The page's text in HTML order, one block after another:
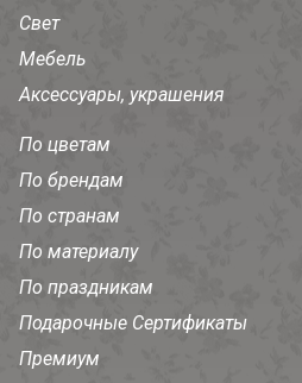
Свет
Мебель
Аксессуары, украшения
По цветам
По брендам
По странам
По материалу
По праздникам
Подарочные Сертификаты
Премиум